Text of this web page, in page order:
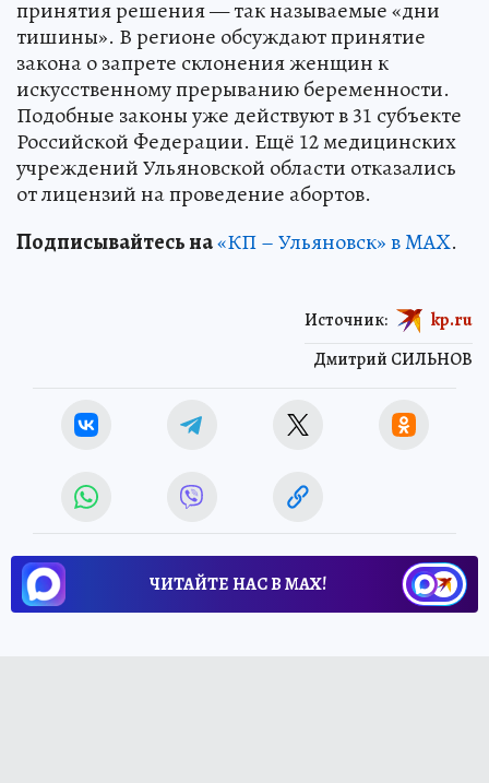
принятия решения — так называемые «дни
тишины». В регионе обсуждают принятие
закона о запрете склонения женщин к
искусственному прерыванию беременности.
Подобные законы уже действуют в 31 субъекте
Российской Федерации. Ещё 12 медицинских
учреждений Ульяновской области отказались
от лицензий на проведение абортов.
Подписывайтесь на«КП – Ульяновск» в MAX.
Дмитрий СИЛЬНОВ
Источник: kp.ru
ЧИТАЙТЕ НАС В МАХ!